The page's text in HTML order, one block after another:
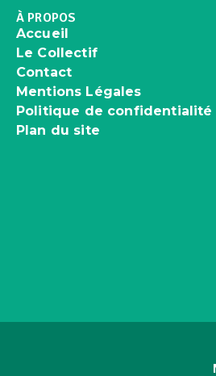
À PROPOS
Accueil
Le Collectif
Contact
Mentions Légales
Politique de confidentialité
Plan du site